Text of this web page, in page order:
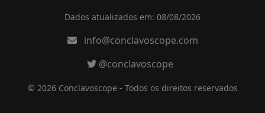
Dados atualizados em: 08/08/2026
info@conclavoscope.com
@conclavoscope
© 2026 Conclavoscope - Todos os direitos reservados